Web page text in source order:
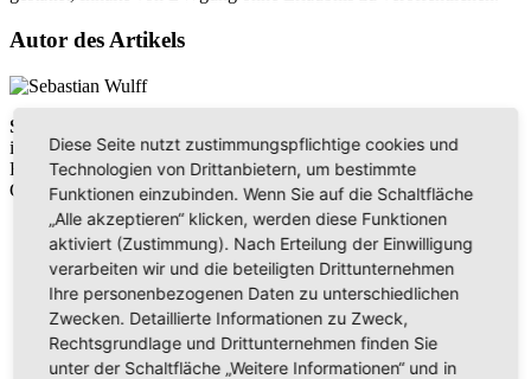
Autor des Artikels
Sebastian Wulff
ist ausgebildeter Maschinenbautechniker und studierte Theologie in
Bogenhofen. Als Pastor betreut er die Gemeinden Ulm und
Günzburg.
Wir benötigen Ihre Zustimmung, um den
Issuu-Service zu laden!
Diese Seite nutzt zustimmungspflichtige cookies und
Technologien von Drittanbietern, um bestimmte
Funktionen einzubinden. Wenn Sie auf die Schaltfläche
„Alle akzeptieren“ klicken, werden diese Funktionen
aktiviert (Zustimmung). Nach Erteilung der Einwilligung
verarbeiten wir und die beteiligten Drittunternehmen
Ihre personenbezogenen Daten zu unterschiedlichen
Zwecken. Detaillierte Informationen zu Zweck,
Rechtsgrundlage und Drittunternehmen finden Sie
unter der Schaltfläche „Weitere Informationen“ und in